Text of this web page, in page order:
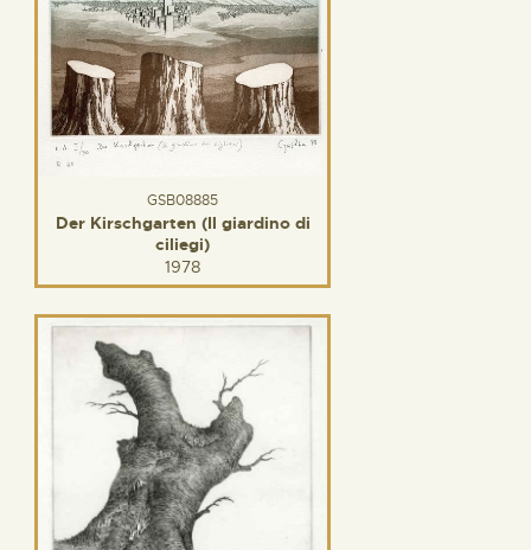
GSB08885
Der Kirschgarten (Il giardino di
ciliegi)
1978